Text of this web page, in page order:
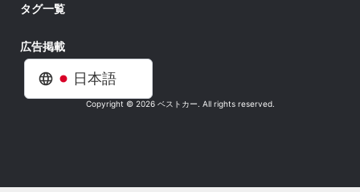
日本語
タグ一覧
広告掲載
Copyright © 2026 ベストカー. All rights reserved.